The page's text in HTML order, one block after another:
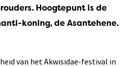
Hoogtepunt is de
koning, de Asantehene.
van het Akwisidae-festival in